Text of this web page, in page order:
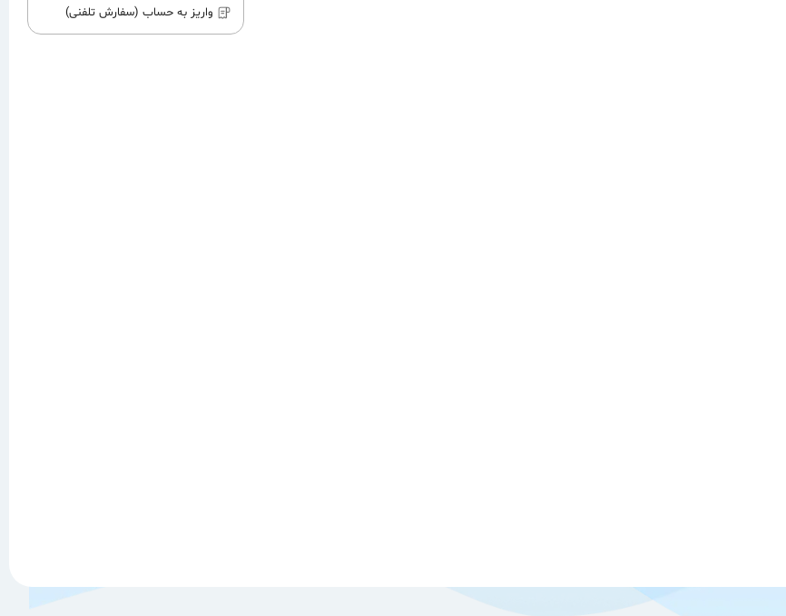
واریز به حساب (سفارش تلفنی)